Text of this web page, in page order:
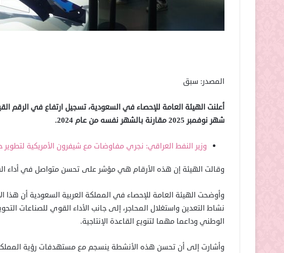
المصدر: سبق
شهر نوفمبر 2025 مقارنة بالشهر نفسه من عام 2024.
وزير النفط العراقي: نجري مفاوضات مع شيفرون الأمريكية
وقالت الهيئة إن هذه الأرقام هي مؤشر على تحسن متواصل في أداء
وأوضحت الهيئة العامة للإحصاء في المملكة العربية السعودية أن هذا
نشاط التعدين واستغلال المحاجر، إلى جانب الأداء القوي للصناعات
الوطني وداعما مهما لتنويع القاعدة الإنتاجية.